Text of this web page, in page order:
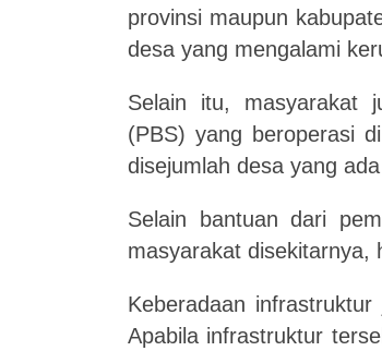
provinsi maupun
desa yang mengalami
Selain itu, masyarakat
(PBS) yang beroperasi di
disejumlah desa yang
Selain bantuan dari
masyarakat disekitarnya,
Keberadaan
Apabila infrastruktur